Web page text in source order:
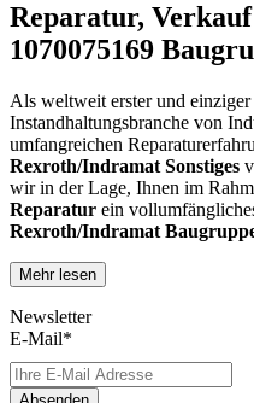
Reparatur,
1070075169
Als weltweit erster und
Instandhaltungsbranche von
umfangreichen
Rexroth/Indramat Sonstiges
wir in der Lage, Ihnen im
Reparatur ein
Rexroth/Indramat
Dies unterscheidet unsere
konventionellen Reparaturen:
oder einem höheren
Zertifizierte
Mehr lesen
Newsletter
E-Mail*